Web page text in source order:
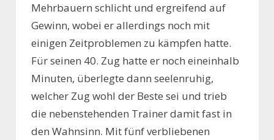
Mehrbauern schlicht und ergreifend auf
Gewinn, wobei er allerdings noch mit
einigen Zeitproblemen zu kämpfen hatte.
Für seinen 40. Zug hatte er noch eineinhalb
Minuten, überlegte dann seelenruhig,
welcher Zug wohl der Beste sei und trieb
die nebenstehenden Trainer damit fast in
den Wahnsinn. Mit fünf verbliebenen